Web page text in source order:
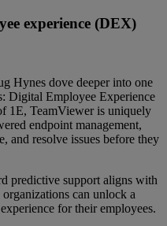
experience (DEX)
Hynes dove deeper into one
Digital Employee Experience
1E, TeamViewer is uniquely
endpoint management,
and resolve issues before they
predictive support aligns with
can unlock a
for their employees.